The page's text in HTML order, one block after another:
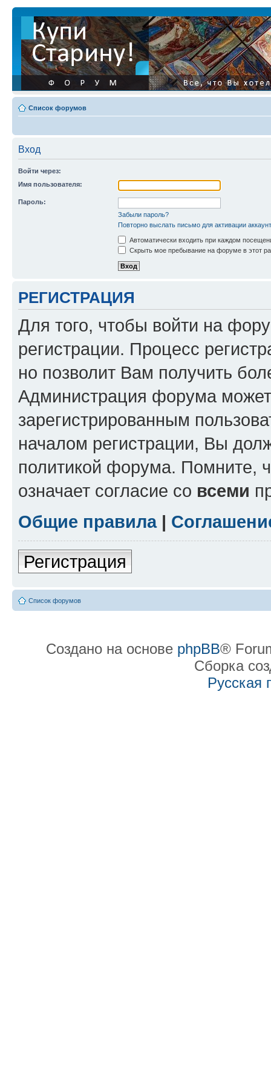
Список форумов
Вход
Войти через:
Имя пользователя:
Пароль:
Забыли пароль?
Повторно выслать письмо для активации
Автоматически входить при каждом
Скрыть мое пребывание на форуме в этот
РЕГИСТРАЦИЯ
Для того, чтобы войти на
регистрации. Процесс
но позволит Вам получить
Администрация форума может
зарегистрированным
началом регистрации, Вы
политикой форума. Помните,
означает согласие со всеми
Общие правила|
Регистрация
Список форумов
Создано на основе phpBB®
Сборка
Русская